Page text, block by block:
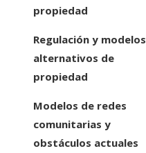
propiedad
Regulación y modelos
alternativos de
propiedad
Modelos de redes
comunitarias y
obstáculos actuales